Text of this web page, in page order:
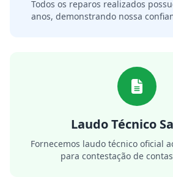
Todos os reparos realizados
anos, demonstrando nossa
Laudo Técnico
Fornecemos laudo técnico oficial
para contestação de